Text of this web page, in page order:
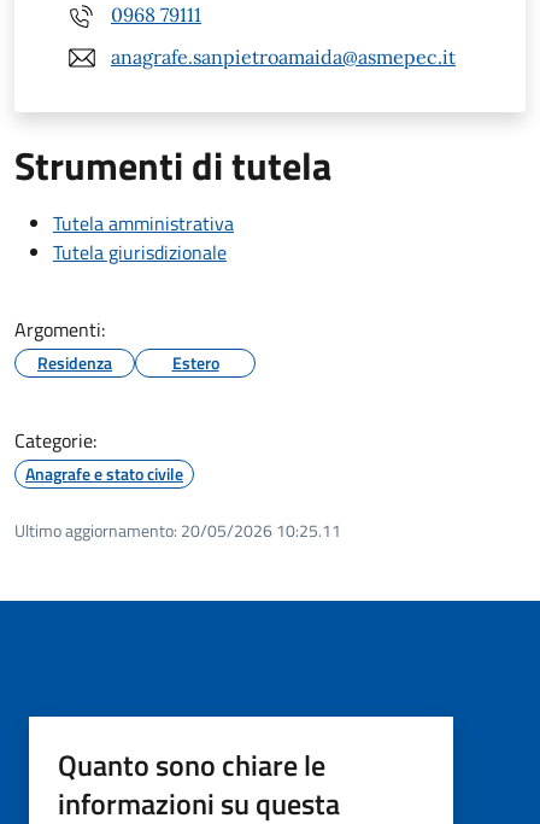
0968 79111
anagrafe.sanpietroamaida@asmepec.it
Strumenti di tutela
Tutela amministrativa
Tutela giurisdizionale
Argomenti:
Residenza Estero
Categorie:
Anagrafe e stato civile
Ultimo aggiornamento: 20/05/2026 10:25.11
Quanto sono chiare le
informazioni su questa